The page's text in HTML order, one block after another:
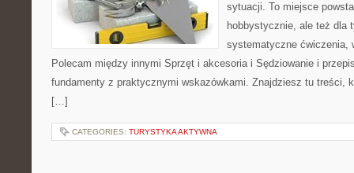
sytuacji. To miejsce
hobbystycznie, ale też dla
systematyczne ćwiczenia,
Polecam między innymi Sprzęt i akcesoria i Sędziowanie i
fundamenty z praktycznymi wskazówkami. Znajdziesz tu treści,
[…]
CATEGORIES: TURYSTYKA AKTYWNA